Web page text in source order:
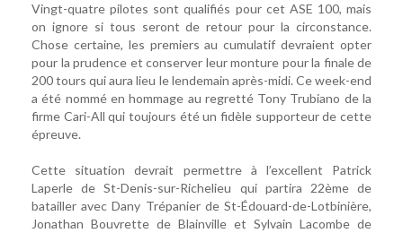
Vingt-quatre pilotes sont qualifiés pour cet ASE 100, mais
on ignore si tous seront de retour pour la circonstance.
Chose certaine, les premiers au cumulatif devraient opter
pour la prudence et conserver leur monture pour la finale de
200 tours qui aura lieu le lendemain après-midi. Ce week-end
a été nommé en hommage au regretté Tony Trubiano de la
firme Cari-All qui toujours été un fidèle supporteur de cette
épreuve.
Cette situation devrait permettre à l’excellent Patrick
Laperle de St-Denis-sur-Richelieu qui partira 22ème de
batailler avec Dany Trépanier de St-Édouard-de-Lotbinière,
Jonathan Bouvrette de Blainville et Sylvain Lacombe de